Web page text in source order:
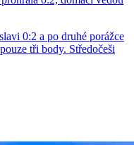
0:2 a po druhé porážce
tři body. Středočeši